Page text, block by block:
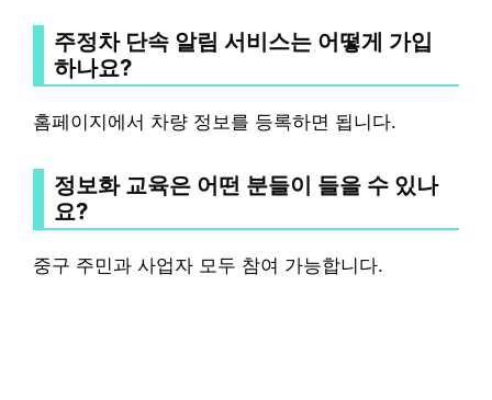
주정차 단속 알림 서비스는 어떻게 가입
하나요?
홈페이지에서 차량 정보를 등록하면 됩니다.
정보화 교육은 어떤 분들이 들을 수 있나
요?
중구 주민과 사업자 모두 참여 가능합니다.